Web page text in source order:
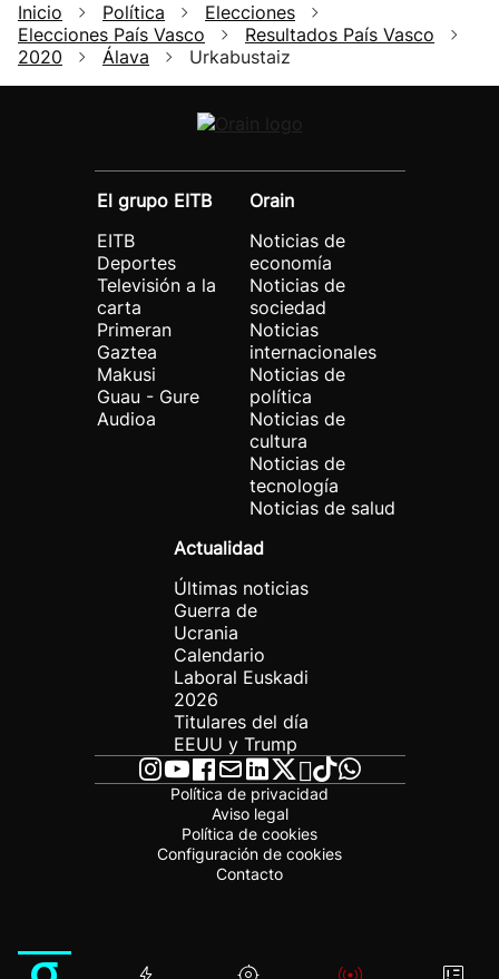
Inicio Política
Elecciones
Elecciones País Vasco
Resultados País Vasco
2020
Álava Urkabustaiz
El grupo EITB
EITB
Deportes
Televisión a la
carta
Primeran
Gaztea
Makusi
Guau - Gure
Audioa
Orain
Noticias de
economía
Noticias de
sociedad
Noticias
internacionales
Noticias de
política
Noticias de
cultura
Noticias de
tecnología
Noticias de salud
Actualidad
Últimas noticias
Guerra de
Ucrania
Calendario
Laboral Euskadi
2026
Titulares del día
EEUU y Trump
Política de privacidad
Aviso legal
Política de cookies
Configuración de cookies
Contacto